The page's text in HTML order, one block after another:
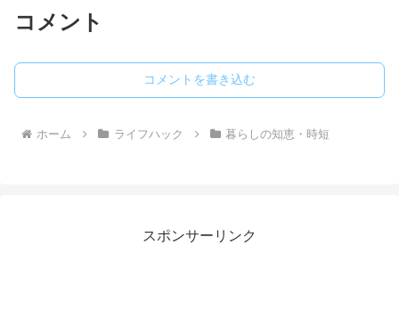
コメント
コメントを書き込む
ホーム ライフハック 暮らしの知恵・時短
スポンサーリンク